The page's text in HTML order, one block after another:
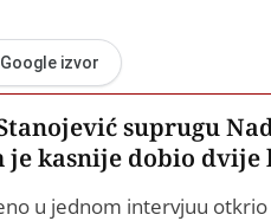
izvor
suprugu
je kasnije dobio dvije
u jednom intervjuu